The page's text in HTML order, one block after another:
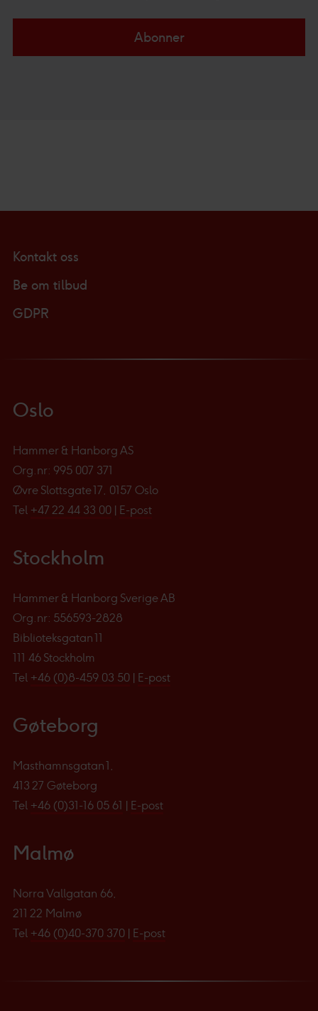
Abonner
Kontakt oss
Be om tilbud
GDPR
Oslo
Hammer & Hanborg AS
Org.nr: 995 007 371
Øvre Slottsgate 17, 0157 Oslo
Tel +47 22 44 33 00 | E-post
Stockholm
Hammer & Hanborg Sverige AB
Org.nr: 556593-2828
Biblioteksgatan 11
111 46 Stockholm
Tel +46 (0)8-459 03 50 | E-post
Gøteborg
Masthamnsgatan 1,
413 27 Gøteborg
Tel +46 (0)31-16 05 61 | E-post
Malmø
Norra Vallgatan 66,
211 22 Malmø
Tel +46 (0)40-370 370 | E-post